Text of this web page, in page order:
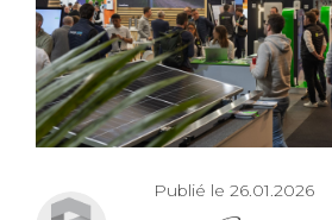
Publié le 26.01.2026